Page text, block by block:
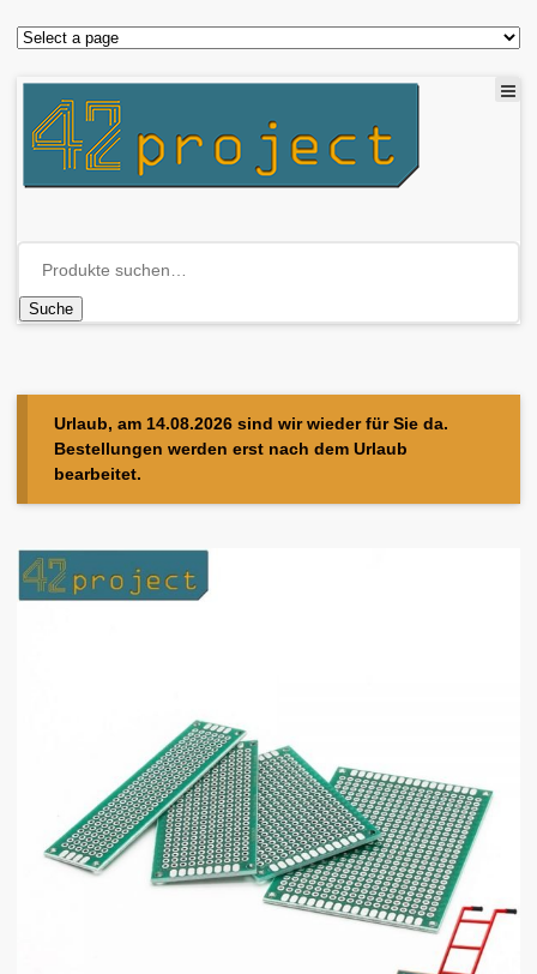
Suche
Urlaub, am 14.08.2026 sind wir wieder für Sie da.
Bestellungen werden erst nach dem Urlaub
bearbeitet.